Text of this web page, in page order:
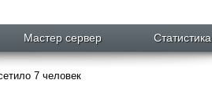
Мастер сервер Статистика
7 человек